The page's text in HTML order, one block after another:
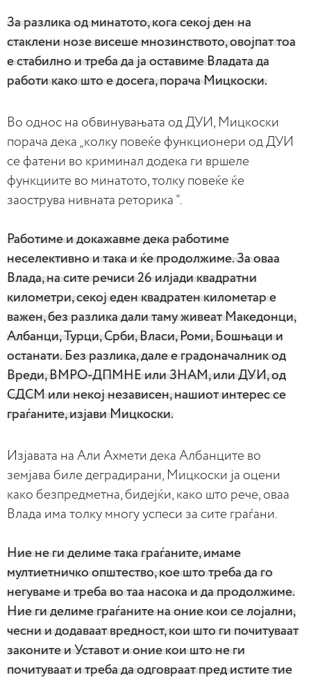
За разлика од минатото, кога секој ден на
стаклени нозе висеше мнозинството, овојпат тоа
е стабилно и треба да ја оставиме Владата да
работи како што е досега, порача Мицкоски.
Во однос на обвинувањата од ДУИ, Мицкоски
порача дека „колку повеќе функционери од ДУИ
се фатени во криминал додека ги вршеле
функциите во минатото, толку повеќе ќе
заострува нивната реторика “.
Работиме и докажавме дека работиме
неселективно и така и ќе продолжиме. За оваа
Влада, на сите речиси 26 илјади квадратни
километри, секој еден квадратен километар е
важен, без разлика дали таму живеат Македонци,
Албанци, Турци, Срби, Власи, Роми, Бошњаци и
останати. Без разлика, дале е градоначалник од
Вреди, ВМРО-ДПМНЕ или ЗНАМ, или ДУИ, од
СДСМ или некој независен, нашиот интерес се
граѓаните, изјави Мицкоски.
Изјавата на Али Ахмети дека Албанците во
земјава биле деградирани, Мицкоски ја оцени
како безпредметна, бидејќи, како што рече, оваа
Влада има толку многу успеси за сите граѓани.
Ние не ги делиме така граѓаните, имаме
мултиетничко општество, кое што треба да го
негуваме и треба во таа насока и да продолжиме.
Ние ги делиме граѓаните на оние кои се лојални,
чесни и додаваат вредност, кои што ги почитуваат
законите и Уставот и оние кои што не ги
почитуваат и треба да одговраат пред истите тие